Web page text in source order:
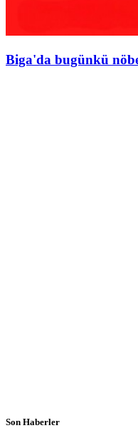
Biga'da bugünkü
Son Haberler